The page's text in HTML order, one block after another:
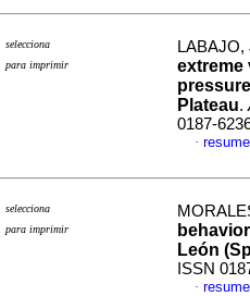
selecciona
para imprimir
extreme
Plateau.
0187-
·
selecciona
para imprimir
León (
ISSN
·